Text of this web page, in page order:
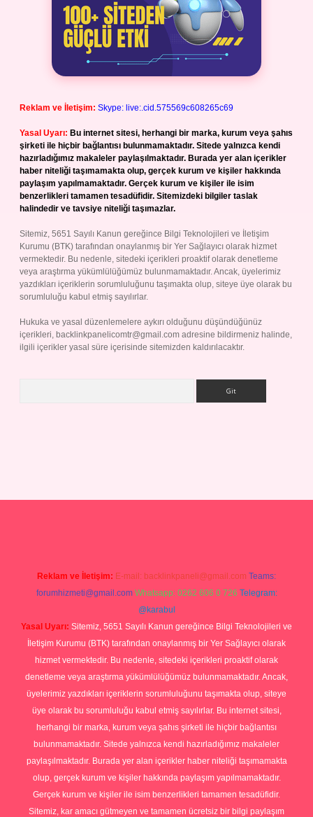
Reklam ve İletişim: Skype: live:.cid.575569c608265c69
Yasal Uyarı: Bu internet sitesi, herhangi bir marka, kurum veya şahıs
şirketi ile hiçbir bağlantısı bulunmamaktadır. Sitede yalnızca kendi
hazırladığımız makaleler paylaşılmaktadır. Burada yer alan içerikler
haber niteliği taşımamakta olup, gerçek kurum ve kişiler hakkında
paylaşım yapılmamaktadır. Gerçek kurum ve kişiler ile isim
benzerlikleri tamamen tesadüfidir. Sitemizdeki bilgiler taslak
halindedir ve tavsiye niteliği taşımazlar.
Sitemiz, 5651 Sayılı Kanun gereğince Bilgi Teknolojileri ve İletişim
Kurumu (BTK) tarafından onaylanmış bir Yer Sağlayıcı olarak hizmet
vermektedir. Bu nedenle, sitedeki içerikleri proaktif olarak denetleme
veya araştırma yükümlülüğümüz bulunmamaktadır. Ancak, üyelerimiz
yazdıkları içeriklerin sorumluluğunu taşımakta olup, siteye üye olarak bu
sorumluluğu kabul etmiş sayılırlar.
Hukuka ve yasal düzenlemelere aykırı olduğunu düşündüğünüz
içerikleri, backlinkpanelicomtr@gmail.com adresine bildirmeniz halinde,
ilgili içerikler yasal süre içerisinde sitemizden kaldırılacaktır.
Reklam ve İletişim: E-mail: backlinkpaneli@gmail.com Teams:
forumhizmeti@gmail.com Whatsapp: 0262 606 0 726 Telegram:
@karabul
Yasal Uyarı: Sitemiz, 5651 Sayılı Kanun gereğince Bilgi Teknolojileri ve
İletişim Kurumu (BTK) tarafından onaylanmış bir Yer Sağlayıcı olarak
hizmet vermektedir. Bu nedenle, sitedeki içerikleri proaktif olarak
denetleme veya araştırma yükümlülüğümüz bulunmamaktadır. Ancak,
üyelerimiz yazdıkları içeriklerin sorumluluğunu taşımakta olup, siteye
üye olarak bu sorumluluğu kabul etmiş sayılırlar. Bu internet sitesi,
herhangi bir marka, kurum veya şahıs şirketi ile hiçbir bağlantısı
bulunmamaktadır. Sitede yalnızca kendi hazırladığımız makaleler
paylaşılmaktadır. Burada yer alan içerikler haber niteliği taşımamakta
olup, gerçek kurum ve kişiler hakkında paylaşım yapılmamaktadır.
Gerçek kurum ve kişiler ile isim benzerlikleri tamamen tesadüfidir.
Sitemiz, kar amacı gütmeyen ve tamamen ücretsiz bir bilgi paylaşım